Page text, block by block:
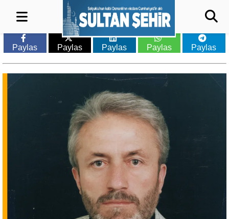
Paylas Paylas Paylas Paylas Paylas